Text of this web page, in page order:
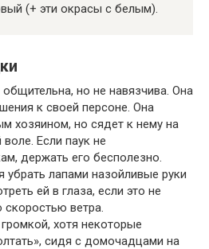
(+ эти окрасы с белым).
но не навязчива. Она
к своей персоне. Она
хозяином, но сядет к нему на
Если паук не
держать его бесполезно.
убрать лапами назойливые руки
ей в глаза, если это не
ветра.
хотя некоторые
сидя с домочадцами на